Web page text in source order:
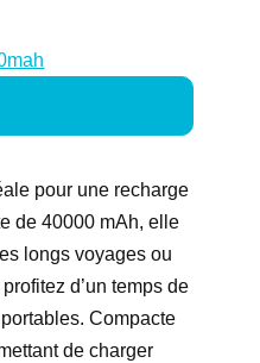
pour une recharge
de 40000 mAh, elle
longs voyages ou
d’un temps de
Compacte
de charger